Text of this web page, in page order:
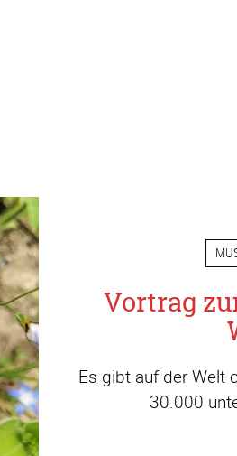
Vortrag
Es gibt auf der Welt
30.000